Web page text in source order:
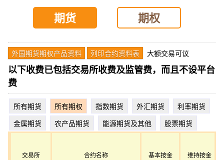
期货 期权
外国期货期权产品资料 列印合约资料表 大额交易可议
以下收费已包括交易所收费及监管费，而且不设平台
费
所有期货 所有期权 指数期货 外汇期货
利率期货
金属期货
农产品期货 能源期货及其他 股票期货
交易所 合约名称 基本按金
维持按金